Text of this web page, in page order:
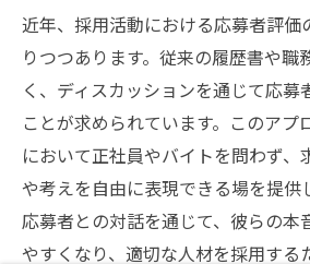
近年、採用活動における応募者評価
りつつあります。従来の履歴書や職
く、ディスカッションを通じて応募
ことが求められています。このアプ
において正社員やバイトを問わず、
や考えを自由に表現できる場を提供
応募者との対話を通じて、彼らの本
やすくなり、適切な人材を採用する